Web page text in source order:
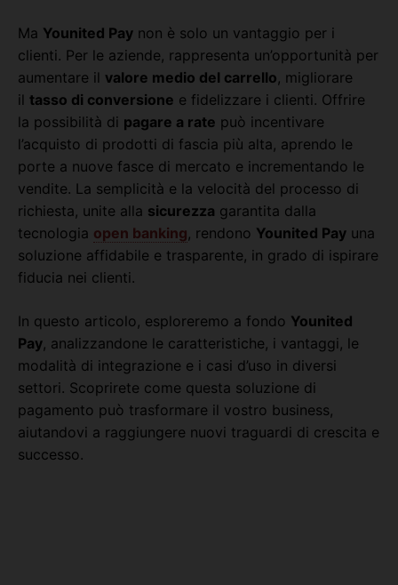
Ma Younited Pay non è solo un vantaggio per i
clienti. Per le aziende, rappresenta un’opportunità per
aumentare il valore medio del carrello, migliorare
il tasso di conversione e fidelizzare i clienti. Offrire
la possibilità di pagare a rate può incentivare
l’acquisto di prodotti di fascia più alta, aprendo le
porte a nuove fasce di mercato e incrementando le
vendite. La semplicità e la velocità del processo di
richiesta, unite alla sicurezza garantita dalla
tecnologia open banking, rendono Younited Pay una
soluzione affidabile e trasparente, in grado di ispirare
fiducia nei clienti.
In questo articolo, esploreremo a fondo Younited
Pay, analizzandone le caratteristiche, i vantaggi, le
modalità di integrazione e i casi d’uso in diversi
settori. Scoprirete come questa soluzione di
pagamento può trasformare il vostro business,
aiutandovi a raggiungere nuovi traguardi di crescita e
successo.